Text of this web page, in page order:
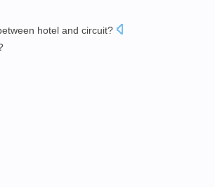
hotel and circuit?